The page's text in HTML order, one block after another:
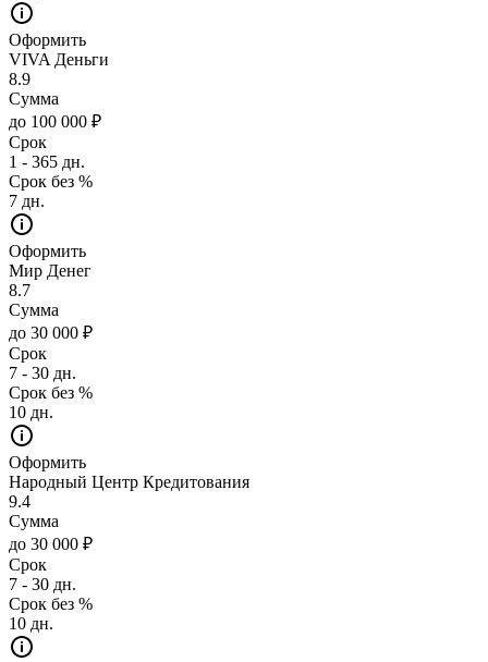
Оформить
VIVA Деньги
8.9
Сумма
до 100 000 ₽
Срок
1 - 365 дн.
Срок без %
7 дн.
Оформить
Мир Денег
8.7
Сумма
до 30 000 ₽
Срок
7 - 30 дн.
Срок без %
10 дн.
Оформить
Народный Центр Кредитования
9.4
Сумма
до 30 000 ₽
Срок
7 - 30 дн.
Срок без %
10 дн.